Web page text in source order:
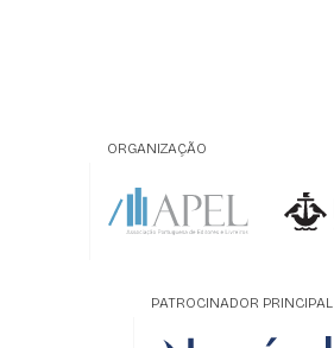
ORGANIZAÇÃO
PATROCINADOR PRINCIPAL